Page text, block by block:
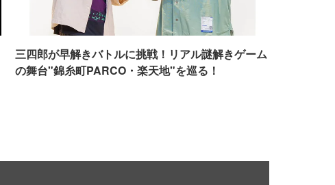
三四郎が早解きバトルに挑戦！リアル謎解きゲーム
の舞台"錦糸町PARCO・楽天地"を巡る！